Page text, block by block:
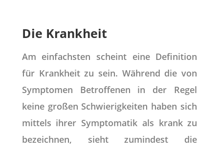
Die Krankheit
Am einfachsten scheint eine Definition
für Krankheit zu sein. Während die von
Symptomen Betroffenen in der Regel
keine großen Schwierigkeiten haben sich
mittels ihrer Symptomatik als krank zu
bezeichnen, sieht zumindest die